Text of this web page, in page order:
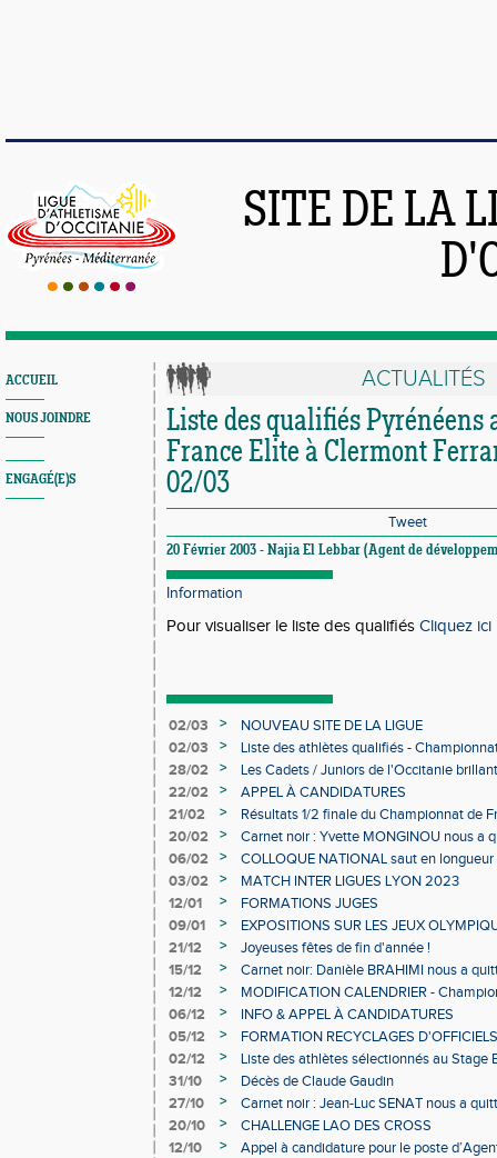
SITE DE LA
ACCUEIL
NOUS JOINDRE
ENGAGÉ(E)S
ACTUALITÉS
Liste des qualifiés Pyrénéens
France Elite à Clermont
02/03
Tweet
20 Février 2003 - Najia El Lebbar (Agent de
Information
Pour visualiser le liste des qualifiés Cliquez ici
02/03 >
NOUVEAU SITE DE LA LIGUE
02/03
>
Liste des athlètes qualifiés -
Individuels en salle
28/02 >
Les Cadets / Juniors de l'Occitanie
22/02
>
APPEL À CANDIDATURES
21/02
>
Résultats 1/2 finale du Championnat de
20/02
>
Carnet noir : Yvette MONGINOU nous a
06/02
>
COLLOQUE NATIONAL saut en
03/02
>
MATCH INTER LIGUES LYON 2023
12/01
>
FORMATIONS JUGES
09/01
>
EXPOSITIONS SUR LES JEUX
21/12
>
Joyeuses fêtes de fin d'année !
15/12
>
Carnet noir: Danièle BRAHIMI nous a
12/12
>
MODIFICATION CALENDRIER -
06/12
>
INFO & APPEL À CANDIDATURES
05/12
>
FORMATION RECYCLAGES D'OFFICIELS
02/12
>
Liste des athlètes sélectionnés au Stage
31/10
>
Décès de Claude Gaudin
27/10
>
Carnet noir : Jean-Luc SENAT nous a
20/10
>
CHALLENGE LAO DES CROSS
12/10
>
Appel à candidature pour le poste